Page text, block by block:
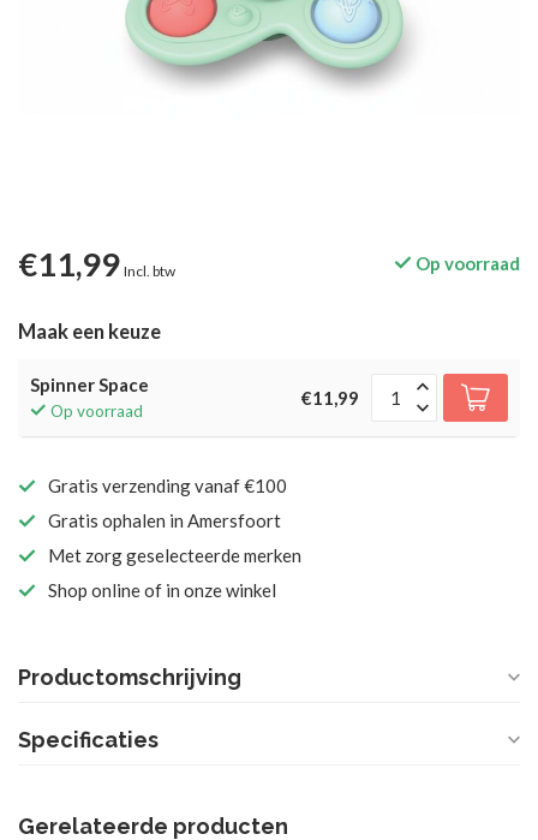
€11,99 Incl. btw Op voorraad
Maak een keuze
Spinner Space
Op voorraad
€11,99
Gratis verzending vanaf €100
Gratis ophalen in Amersfoort
Met zorg geselecteerde merken
Shop online of in onze winkel
Productomschrijving
Specificaties
Gerelateerde producten